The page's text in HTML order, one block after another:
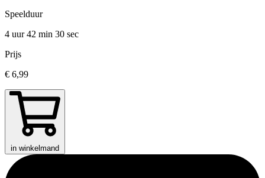
Speelduur
4 uur 42 min 30 sec
Prijs
€ 6,99
in winkelmand